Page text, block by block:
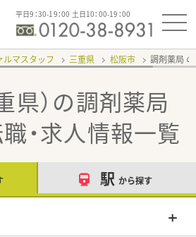
平日9：30-19：00 土日10：00-19：00
ルマスタッフ 三重県 松阪市 調剤薬局
県）の調剤薬局
・求人情報一覧
駅 から探す